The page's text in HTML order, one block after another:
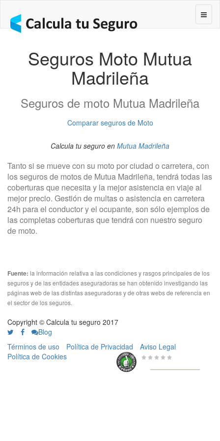
Seguros Moto Mutua
Madrileña
Seguros de moto Mutua Madrileña
Comparar seguros de Moto
Calcula tu seguro en Mutua Madrileña
Tanto si se mueve con su moto por ciudad o carretera, con
los seguros de motos de Mutua Madrileña, tendrá todas las
coberturas que necesita y la mejor asistencia en viaje al
mejor precio. Gestión de multas o asistencia en carretera
24h para el conductor y el ocupante, son sólo ejemplos de
las completas coberturas que tendrá con nuestro seguro
de moto.
Fuente: la información relativa a las condiciones y rasgos principales de los
seguros y de las entidades aseguradoras se han obtenido investigando las
páginas web de las distintas aseguradoras y de otras webs de referencia en
el sector de los seguros.
Copyright © Calcula tu seguro 2017
Blog
Términos de uso
Política de Privacidad
Aviso Legal
Política de Cookies